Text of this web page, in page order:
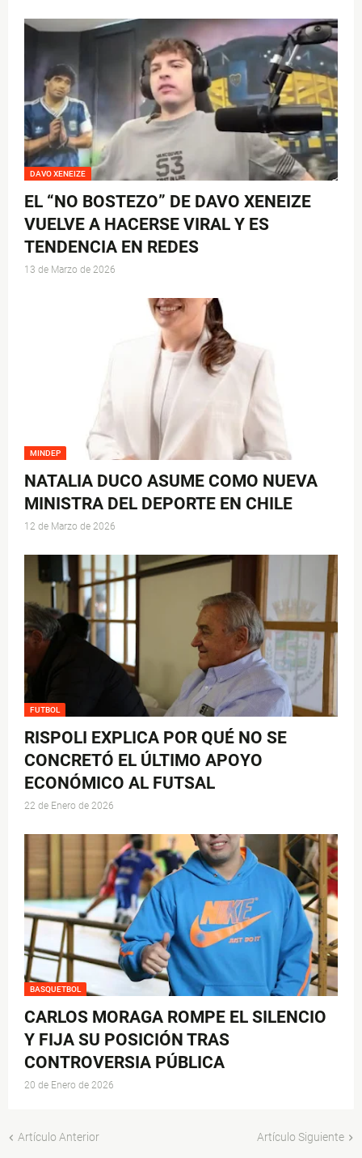
DAVO XENEIZE
EL “NO BOSTEZO” DE DAVO XENEIZE
VUELVE A HACERSE VIRAL Y ES
TENDENCIA EN REDES
13 de Marzo de 2026
MINDEP
NATALIA DUCO ASUME COMO NUEVA
MINISTRA DEL DEPORTE EN CHILE
12 de Marzo de 2026
FUTBOL
RISPOLI EXPLICA POR QUÉ NO SE
CONCRETÓ EL ÚLTIMO APOYO
ECONÓMICO AL FUTSAL
22 de Enero de 2026
BASQUETBOL
CARLOS MORAGA ROMPE EL SILENCIO
Y FIJA SU POSICIÓN TRAS
CONTROVERSIA PÚBLICA
20 de Enero de 2026
Artículo Anterior Artículo Siguiente